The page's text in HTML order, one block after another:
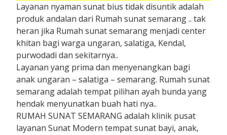
Layanan nyaman sunat bius tidak disuntik adalah
produk andalan dari Rumah sunat semarang .. tak
heran jika Rumah sunat semarang menjadi center
khitan bagi warga ungaran, salatiga, Kendal,
purwodadi dan sekitarnya..
Layanan yang prima dan menyenangkan bagi
anak ungaran – salatiga – semarang. Rumah sunat
semarang adalah tempat pilihan ayah bunda yang
hendak menyunatkan buah hati nya..
RUMAH SUNAT SEMARANG adalah klinik pusat
layanan Sunat Modern tempat sunat bayi, anak,